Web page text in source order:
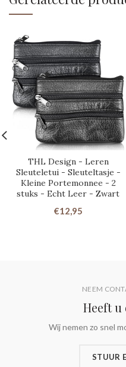
THL Design - Leren
Sleuteletui - Sleuteltasje -
Kleine Portemonnee - 2
stuks - Echt Leer - Zwart
€12,95
NEEM
Heeft u
Wij nemen zo snel
STUUR